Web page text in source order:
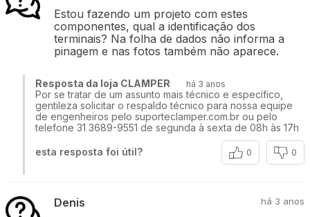
Estou fazendo um projeto com estes
componentes, qual a identificação dos
terminais? Na folha de dados não informa a
pinagem e nas fotos também não aparece.
Resposta da loja CLAMPER há 3 anos
Por se tratar de um assunto mais técnico e específico,
gentileza solicitar o respaldo técnico para nossa equipe
de engenheiros pelo suporteclamper.com.br ou pelo
telefone 31 3689-9551 de segunda à sexta de 08h às 17h
esta resposta foi útil? 0 0
Denis há 3 anos